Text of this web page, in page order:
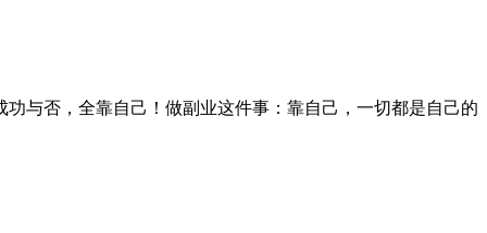
与否，全靠自己！做副业这件事：靠自己，一切都是自己的